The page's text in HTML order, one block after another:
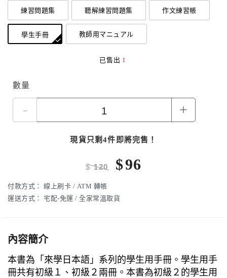
練習問題集 聽解練習問題集 作文練習帳
學生手冊 教師用マニュアル
已售出 1
數量
- +
現貨只剩4件即將完售！
$120 $96
付款方式： 線上刷卡 / ATM 轉帳
運送方式：
宅配-免運 / 全家常溫取貨
內容簡介
本書為「來學日本語」系列的學生用手冊。學生用手
冊共有初級１、初級２兩冊。本書為初級２的學生用